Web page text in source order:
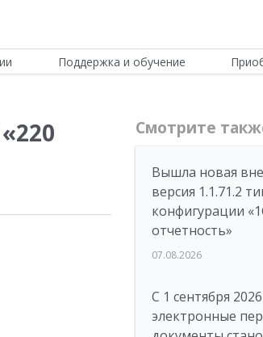
Поддержка и обучение
Смотрите
Вышла новая
версия 1.1.71.2
конфигурации
отчетность»
07.08.2026
С 1 сентября
электронные